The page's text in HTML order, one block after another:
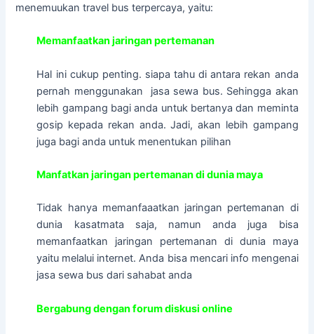
menemuukan travel bus terpercaya, yaitu:
Memanfaatkan jaringan pertemanan
Hal ini cukup penting. siapa tahu di antara rekan anda
pernah menggunakan jasa sewa bus. Sehingga akan
lebih gampang bagi anda untuk bertanya dan meminta
gosip kepada rekan anda. Jadi, akan lebih gampang
juga bagi anda untuk menentukan pilihan
Manfatkan jaringan pertemanan di dunia maya
Tidak hanya memanfaaatkan jaringan pertemanan di
dunia kasatmata saja, namun anda juga bisa
memanfaatkan jaringan pertemanan di dunia maya
yaitu melalui internet. Anda bisa mencari info mengenai
jasa sewa bus dari sahabat anda
Bergabung dengan forum diskusi online